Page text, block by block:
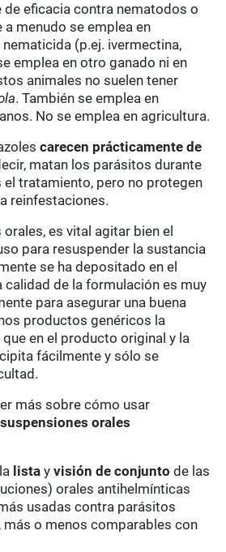
de eficacia contra nematodos o
menudo se emplea en
(p.ej. ivermectina,
emplea en otro ganado ni en
animales no suelen tener
. También se emplea en
No se emplea en agricultura.
carecen prácticamente de
matan los parásitos durante
el tratamiento, pero no protegen
reinfestaciones.
es vital agitar bien el
para resuspender la sustancia
se ha depositado en el
calidad de la formulación es muy
para asegurar una buena
productos genéricos la
en el producto original y la
fácilmente y sólo se
más sobre cómo usar
suspensiones orales
lista yvisión de conjunto de las
orales antihelmínticas
usadas contra parásitos
más o menos comparables con